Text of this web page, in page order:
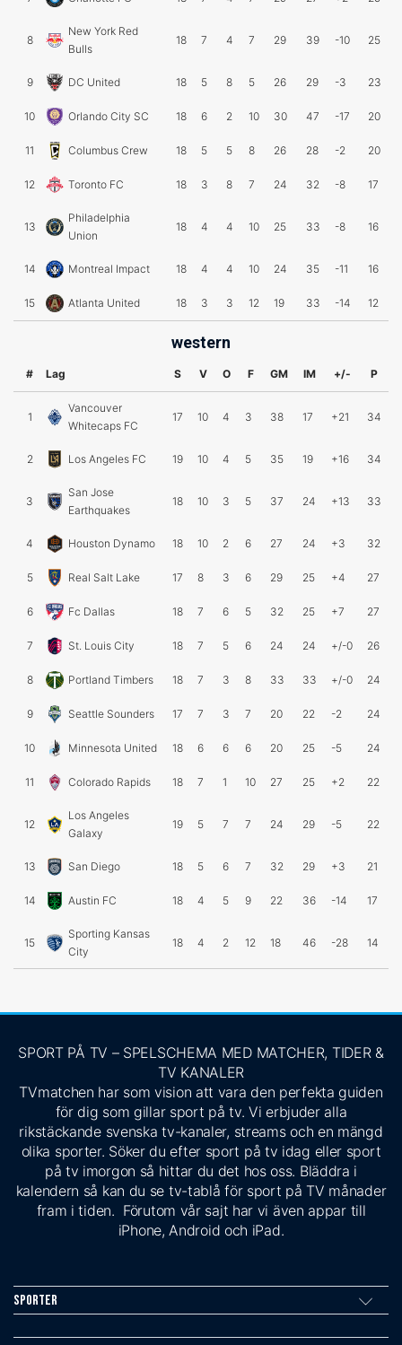
8
New York Red
Bulls
18 7 4 7 29 39 -10 25
9 DC United 18 5 8 5 26 29 -3 23
10 Orlando City SC 18 6 2 10 30 47 -17 20
11 Columbus Crew 18 5 5 8 26 28 -2 20
12 Toronto FC 18 3 8 7 24 32 -8 17
13
Philadelphia
Union
18 4 4 10 25 33 -8 16
14 Montreal Impact 18 4 4 10 24 35 -11 16
15 Atlanta United 18 3 3 12 19 33 -14 12
western
# Lag S V O F GM IM +/- P
1
Vancouver
Whitecaps FC
17 10 4 3 38 17 +21 34
2 Los Angeles FC 19 10 4 5 35 19 +16 34
3
San Jose
Earthquakes
18 10 3 5 37 24 +13 33
4 Houston Dynamo 18 10 2 6 27 24 +3 32
5 Real Salt Lake 17 8 3 6 29 25 +4 27
6 Fc Dallas 18 7 6 5 32 25 +7 27
7 St. Louis City 18 7 5 6 24 24 +/-0 26
8 Portland Timbers 18 7 3 8 33 33 +/-0 24
9 Seattle Sounders 17 7 3 7 20 22 -2 24
10 Minnesota United 18 6 6 6 20 25 -5 24
11 Colorado Rapids 18 7 1 10 27 25 +2 22
12
Los Angeles
Galaxy
19 5 7 7 24 29 -5 22
13 San Diego 18 5 6 7 32 29 +3 21
14 Austin FC 18 4 5 9 22 36 -14 17
15
Sporting Kansas
City
18 4 2 12 18 46 -28 14
SPORT PÅ TV – SPELSCHEMA MED MATCHER, TIDER &
TV KANALER
TVmatchen har som vision att vara den perfekta guiden
för dig som gillar sport på tv. Vi erbjuder alla
rikstäckande svenska tv-kanaler, streams och en mängd
olika sporter. Söker du efter sport på tv idag eller sport
på tv imorgon så hittar du det hos oss. Bläddra i
kalendern så kan du se tv-tablå för sport på TV månader
fram i tiden. Förutom vår sajt har vi även appar till
iPhone, Android och iPad.
Sporter